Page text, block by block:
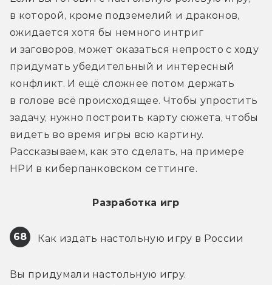
в которой, кроме подземелий и драконов,
ожидается хотя бы немного интриг
и заговоров, может оказаться непросто с ходу
придумать убедительный и интересный
конфликт. И ещё сложнее потом держать
в голове всё происходящее. Чтобы упростить
задачу, нужно построить карту сюжета, чтобы
видеть во время игры всю картину.
Рассказываем, как это сделать, на примере
НРИ в киберпанковском сеттинге.
Разработка игр
68 Как издать настольную игру в России
Вы придумали настольную игру.